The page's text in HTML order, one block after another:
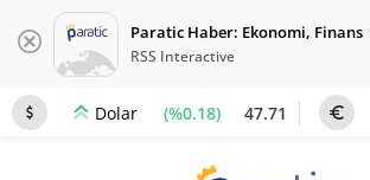
Paratic Haber: Ekonomi, Finans
RSS Interactive
Dolar (%0.18) 47.71